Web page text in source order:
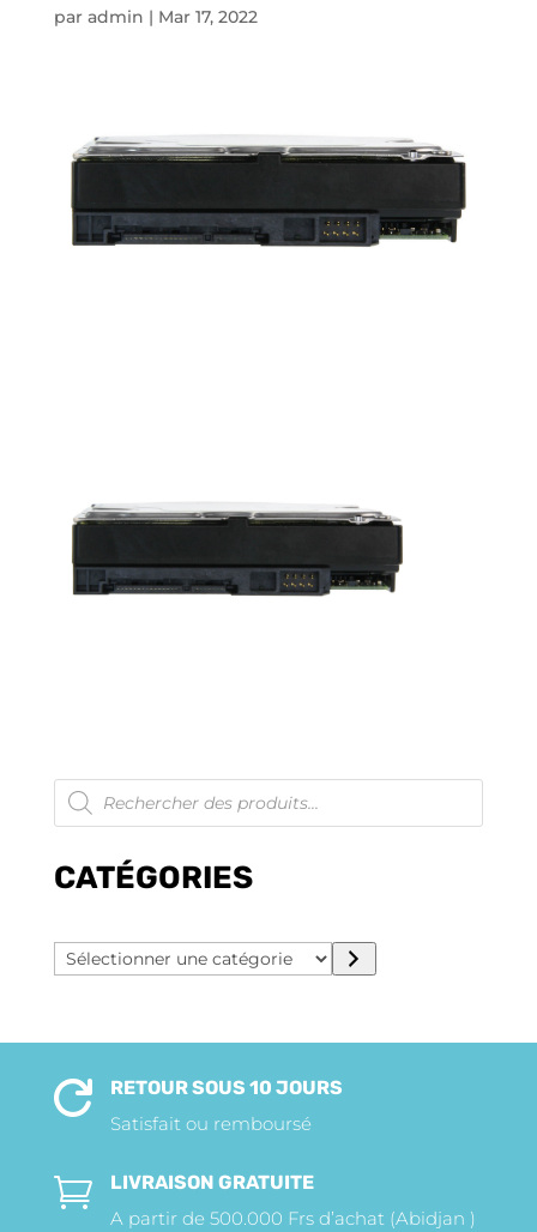
par admin | Mar 17, 2022
Recherche
de
produits
CATÉGORIES
Sélectionner
une

RETOUR SOUS 10 JOURS
Satisfait ou remboursé

LIVRAISON GRATUITE
A partir de 500.000 Frs d’achat (Abidjan )